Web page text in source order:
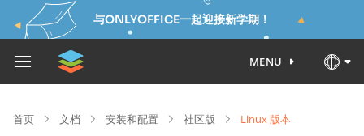
与ONLYOFFICE一起迎接新学期！
MENU
首页 文档 安装和配置 社区版 Linux 版本